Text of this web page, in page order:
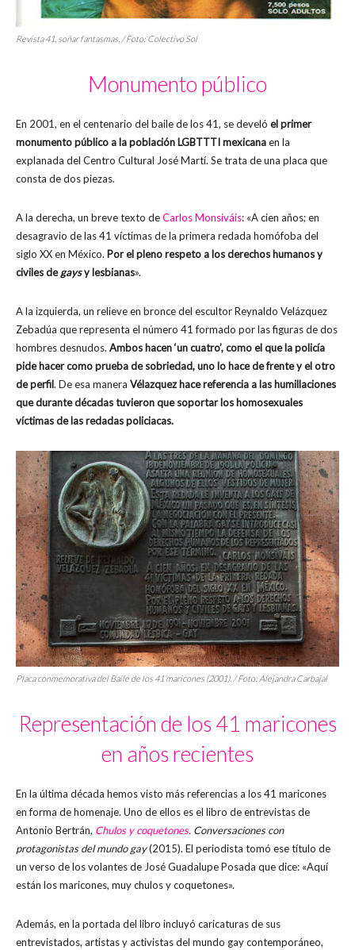
Revista41, soñar fantasmas . / Foto: Colectivo Sol
Monumento público
En 2001, en el centenario del baile de los 41, se develó el primer
monumento público a la población LGBTTTI mexicanaen la
explanada del Centro Cultural José Martí. Se trata de una placa que
consta de dos piezas.
A la derecha, un breve texto deCarlos Monsiváis: «A cien años; en
desagravio de las 41 víctimas de la primera redada homófoba del
siglo XX en México. Por el pleno respeto a los derechos humanos y
civiles degaysy lesbianas».
A la izquierda, un relieve en bronce del escultor Reynaldo Velázquez
Zebadúa que representa el número 41 formado por las figuras de dos
hombres desnudos. Ambos hacen ‘un cuatro’, como el que la policía
pide hacer como prueba de sobriedad, uno lo hace de frente y el otro
de perfil. De esa manera Vélazquez hace referencia a las humillaciones
que durante décadas tuvieron que soportar los homosexuales
víctimas de las redadas policiacas.
Placa conmemorativa del Baile de los 41 maricones (2001). / Foto: Alejandra Carbajal
Representación de los 41 maricones
en años recientes
En la última década hemos visto más referencias a los 41 maricones
en forma de homenaje. Uno de ellos es el libro de entrevistas de
Antonio Bertrán, Chulos y coquetones. Conversaciones con
protagonistas del mundo gay(2015). El periodista tomó ese título de
un verso de los volantes de José Guadalupe Posada que dice: «Aquí
están los maricones, muy chulos y coquetones».
Además, en la portada del libro incluyó caricaturas de sus
entrevistados, artistas y activistas del mundo gay contemporáneo,